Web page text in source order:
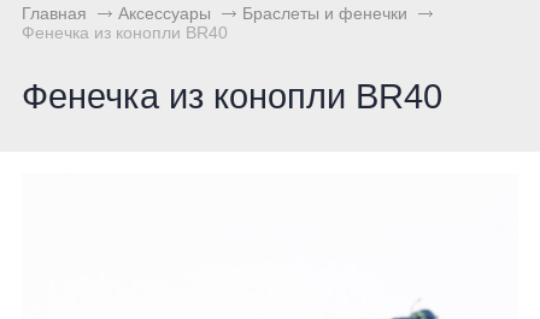
Главная Аксессуары
Браслеты и фенечки
Фенечка из конопли BR40
Фенечка из конопли BR40